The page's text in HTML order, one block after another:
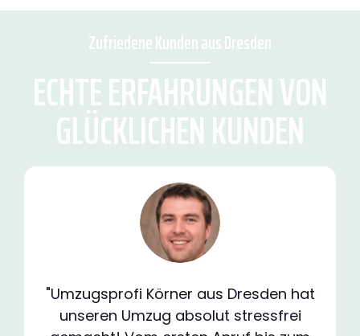
Zufriedene Kunden aus Dresden
ECHTE ERFAHRUNGEN VON
GLÜCKLICHEN KUNDEN
"Umzugsprofi Körner aus Dresden hat
unseren Umzug absolut stressfrei